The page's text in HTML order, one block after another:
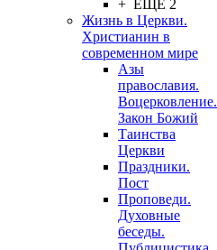
+ ЕЩЕ 2
Жизнь в Церкви.
Христианин в
современном мире
Азы
православия.
Воцерковление.
Закон Божий
Таинства
Церкви
Праздники.
Пост
Проповеди.
Духовные
беседы.